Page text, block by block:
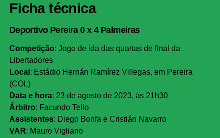
Ficha técnica
Deportivo Pereira 0 x 4 Palmeiras
Competição: Jogo de ida das quartas de final da
Libertadores
Local : Estádio Hernán Ramírez Villegas, em Pereira
(COL)
Data e hora: 23 de agosto de 2023, às 21h30
Árbitro: Facundo Tello
Assistentes: Diego Bonfa e Cristián Navarro
VAR: Mauro Vigliano